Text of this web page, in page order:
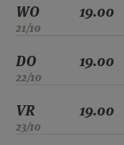
WO
21/10
19.00
DO
22/10
19.00
VR
23/10
19.00